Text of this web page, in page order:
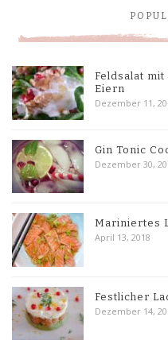
Feldsalat
Eiern
Dezember 11,
Gin Tonic
Dezember 30,
Mariniertes
April 13, 2018
Festlicher
Dezember 14,